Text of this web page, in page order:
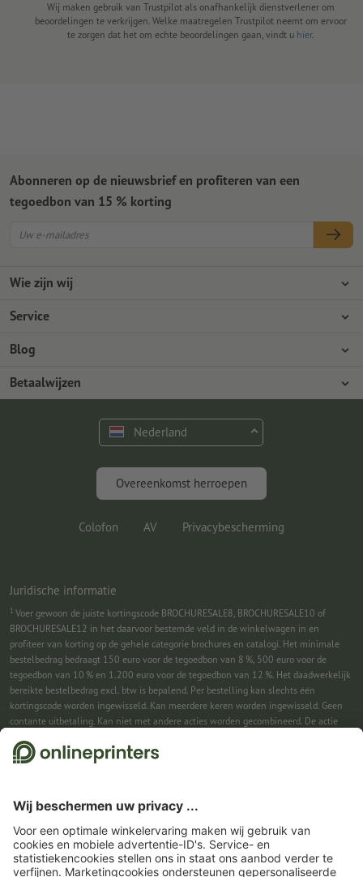
Wij maken gebruik van Trustpilot als onafhankelijk dienstverlener om
beoordelingen te verkrijgen. Welke maatregelen Trustpilot neemt om ervoor
te zorgen dat het om echte beoordelingen gaan, vindt u hier.
Wie zijn wij
Ondernemingen
Milieubescherming
Service
Betaalwijzen
Verzending
Premium programma
Blog
Photoshop-tutorials
Gratis lettertypes en fonts
Marketing en insights
Betaalwijzen
Abonneren op de nieuwsbrief en profiteren van een
tegoedbon van 15 % korting
Nederland
Overeenkomst herroepen
Colofon AV Privacybescherming
Juridische informatie
1 Voer gewoon de juiste kortingscode BROCHURESALE8, BROCHURESALE10 of
BROCHURESALE12 in het daarvoor bestemde veld in de winkelwagen in en
profiteer van korting op de gehele categorie brochures en catalogi. Het minimale
bestelbedrag bedraagt 150 euro voor de tegoedbon van 8 %, 500 euro voor de
tegoedbon van 10 % en 1.200 euro voor de tegoedbon van 12 %. Het daadwerkelijk
bereikte bestelbedrag excl. btw is bepalend. Per bestelling kan slechts één
kortingscode worden ingewisseld. Kan meerdere keren worden ingewisseld. Geen
contante uitbetaling. Kan niet met andere acties worden gecombineerd. De actie
2Je ontvangst eerst een e-mail waarin je de aanmelding voor de nieuwsbrief
ingewisseld. Geen minimumbestelwaarde. Maximale hoogte van de korting: € 150
van de bestelwaarde (netto). Geen contante uitbetaling. Kan niet worden
gecombineerd met andere acties of kortingscodes.De tegoedbon is na ontvangst
zes weken geldig.